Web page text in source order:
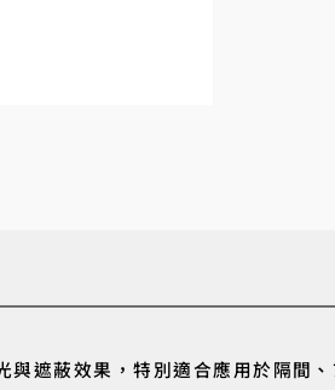
與遮蔽效果，特別適合應用於隔間